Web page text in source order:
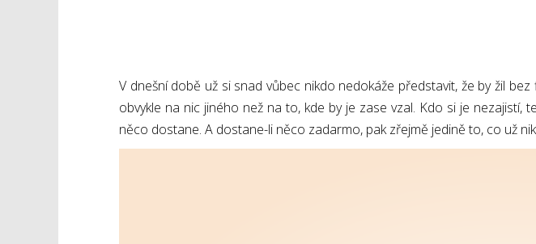
V dnešní době už si snad vůbec nikdo nedokáže představit, že by žil bez
obvykle na nic jiného než na to, kde by je zase vzal. Kdo si je
něco dostane. A dostane-li něco zadarmo, pak zřejmě jedině to, co už